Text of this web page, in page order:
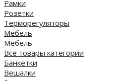
Рамки
Розетки
Терморегуляторы
Мебель
Мебель
Все товары категории
Банкетки
Вешалки